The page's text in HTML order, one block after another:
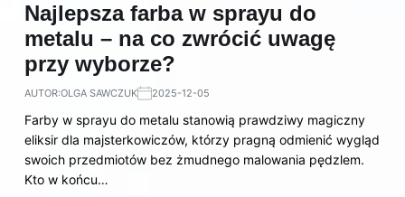
Najlepsza farba w sprayu do
metalu – na co zwrócić uwagę
przy wyborze?
AUTOR:OLGA SAWCZUK 2025-12-05
Farby w sprayu do metalu stanowią prawdziwy magiczny
eliksir dla majsterkowiczów, którzy pragną odmienić wygląd
swoich przedmiotów bez żmudnego malowania pędzlem.
Kto w końcu…